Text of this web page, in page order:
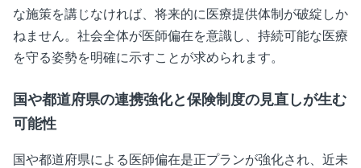
な施策を講じなければ、将来的に医療提供体制が破綻しか
ねません。社会全体が医師偏在を意識し、持続可能な医療
を守る姿勢を明確に示すことが求められます。
国や都道府県の連携強化と保険制度の見直しが生む
可能性
国や都道府県による医師偏在是正プランが強化され、近未